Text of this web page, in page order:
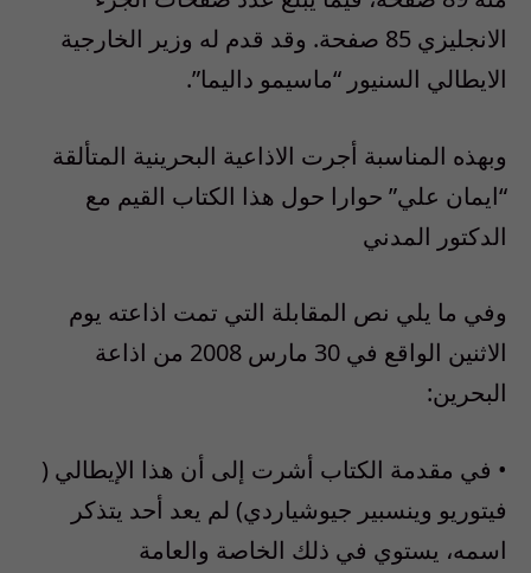
الانجليزي 85 صفحة. وقد قدم له وزير الخارجية
الايطالي السنيور “ماسيمو داليما”.
وبهذه المناسبة أجرت الاذاعية البحرينية المتألقة
“ايمان علي” حوارا حول هذا الكتاب القيم مع
الدكتور المدني
وفي ما يلي نص المقابلة التي تمت اذاعته يوم
الاثنين الواقع في 30 مارس 2008 من اذاعة
البحرين:
• في مقدمة الكتاب أشرت إلى أن هذا الإيطالي (
فيتوريو وينسبير جيوشياردي) لم يعد أحد يتذكر
اسمه، يستوي في ذلك الخاصة والعامة